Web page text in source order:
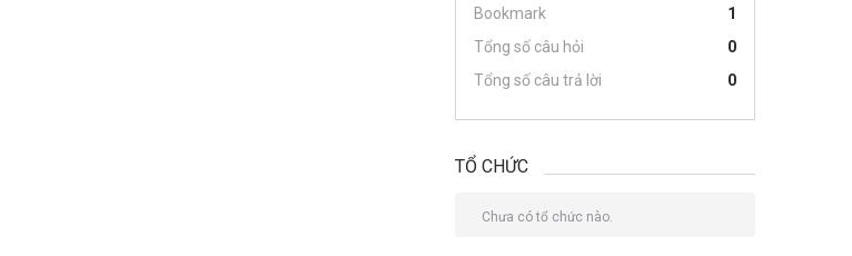
Bookmark
1
Tổng số câu hỏi
0
Tổng số câu trả lời
0
TỔ CHỨC
Chưa có tổ chức nào.